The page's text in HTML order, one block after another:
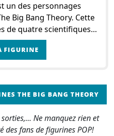
un des personnages
Big Bang Theory. Cette
de quatre scientifiques
de Caltech, en
Cal
FIGURINE
THE BIG BANG THEORY
Ne manquez rien et
des fans de figurines POP!